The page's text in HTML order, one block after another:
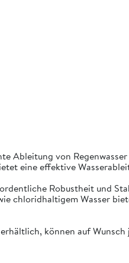
Ableitung von
eine effektive
Robustheit und
chloridhaltigem Wasser
können auf